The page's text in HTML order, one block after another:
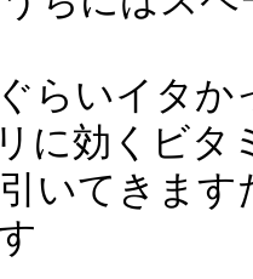
らいイタか
に効くビタ
いてきます